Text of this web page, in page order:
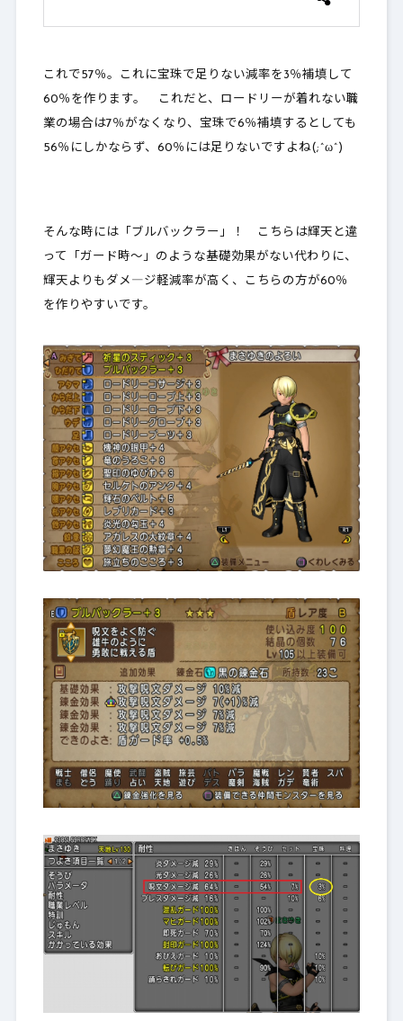
これで57％。これに宝珠で足りない減率を3％補填して
60％を作ります。 これだと、ロードリーが着れない職
業の場合は7％がなくなり、宝珠で6％補填するとしても
56％にしかならず、60％には足りないですよね(;^ω^)
そんな時には「ブルバックラー」！ こちらは輝天と違
って「ガード時～」のような基礎効果がない代わりに、
輝天よりもダメ―ジ軽減率が高く、こちらの方が60％
を作りやすいです。